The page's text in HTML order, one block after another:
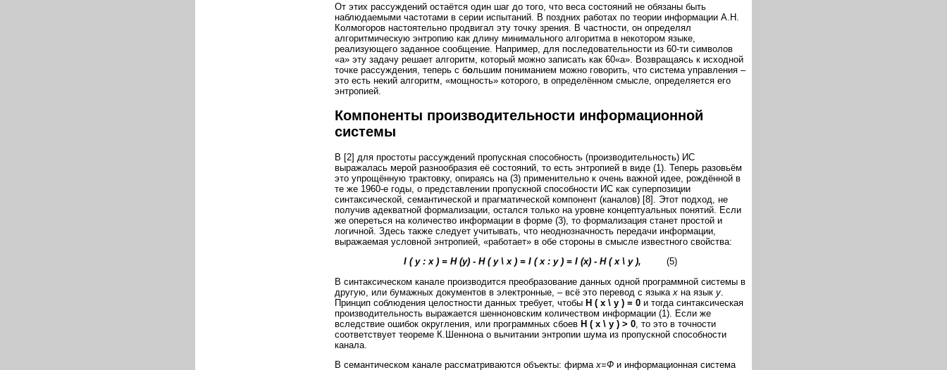
От этих рассуждений остаётся один шаг до того, что веса состояний не обязаны быть
наблюдаемыми частотами в серии испытаний. В поздних работах по теории информации А.Н.
Колмогоров настоятельно продвигал эту точку зрения. В частности, он определял
алгоритмическую энтропию как длину минимального алгоритма в некотором языке,
реализующего заданное сообщение. Например, для последовательности из 60-ти символов
«а» эту задачу решает алгоритм, который можно записать как 60«а». Возвращаясь к исходной
точке рассуждения, теперь с большим пониманием можно говорить, что система управления –
это есть некий алгоритм, «мощность» которого, в определённом смысле, определяется его
энтропией.
Компоненты производительности информационной
системы
В [2] для простоты рассуждений пропускная способность (производительность) ИС
выражалась мерой разнообразия её состояний, то есть энтропией в виде (1). Теперь разовьём
это упрощённую трактовку, опираясь на (3) применительно к очень важной идее, рождённой в
те же 1960-е годы, о представлении пропускной способности ИС как суперпозиции
синтаксической, семантической и прагматической компонент (каналов) [8]. Этот подход, не
получив адекватной формализации, остался только на уровне концептуальных понятий. Если
же опереться на количество информации в форме (3), то формализация станет простой и
логичной. Здесь также следует учитывать, что неоднозначность передачи информации,
выражаемая условной энтропией, «работает» в обе стороны в смысле известного свойства:
I ( y : x ) = H (y) - H ( y \ x ) = I ( x : y ) = I (x) - H ( x \ y ),
(5)
В синтаксическом канале производится преобразование данных одной программной системы в
другую, или бумажных документов в электронные, – всё это перевод с языка x на язык y
Принцип соблюдения целостности данных требует, чтобы H ( x \ y ) = 0 и тогда синтаксическая
производительность выражается шенноновским количеством информации (1). Если же
вследствие ошибок округления, или программных сбоев H ( x \ y ) > 0 , то это в точности
соответствует теореме К.Шеннона о вычитании энтропии шума из пропускной способности
канала.
В семантическом канале рассматриваются объекты: фирмаx=Ф и информационная система